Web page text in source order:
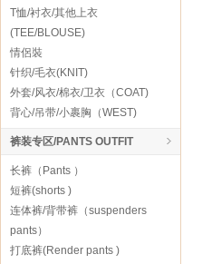
T恤/衬衣/其他上衣
(TEE/BLOUSE)
情侶裝
针织/毛衣(KNIT)
外套/风衣/棉衣/卫衣（COAT)
背心/吊带/小裹胸（WEST)
裤装专区/PANTS OUTFIT
长裤（Pants ）
短裤(shorts )
连体裤/背带裤（suspenders
pants）
打底裤(Render pants )